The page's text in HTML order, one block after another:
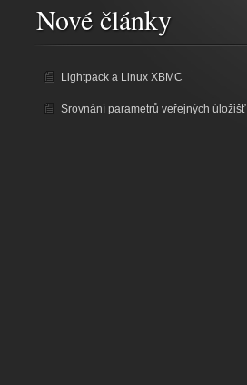
Nové články
Lightpack a Linux XBMC
Srovnání parametrů veřejných úložišť